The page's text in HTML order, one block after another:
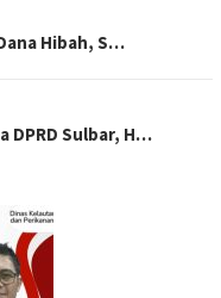
Hibah, S…
DPRD Sulbar, H…